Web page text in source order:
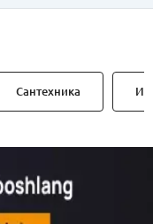
Сантехника